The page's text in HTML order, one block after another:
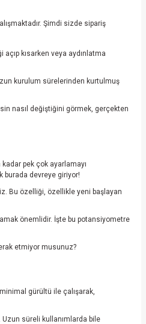
Şimdi sizde sipariş
kısarken veya aydınlatma
kurulum sürelerinden kurtulmuş
nasıl değiştiğini görmek, gerçekten
pek çok ayarlamayı
devreye giriyor!
Bu özelliği, özellikle yeni başlayan
önemlidir. İşte bu potansiyometre
etmiyor musunuz?
gürültü ile çalışarak,
süreli kullanımlarda bile